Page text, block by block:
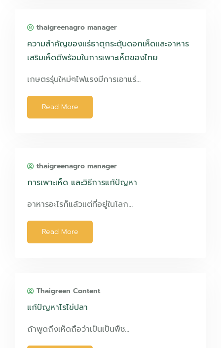
thaigreenagro manager
ความสำคัญของแร่ธาตุกระตุ้นดอกเห็ดและอาหาร
เสริมเห็ดดีพร้อมในการเพาะเห็ดของไทย
เกษตรรุ่นใหม่ๆไฟแรงมีการเอาแร่…
Read More
thaigreenagro manager
การเพาะเห็ด และวิธีการแก้ปัญหา
อาหารอะไรก็แล้วแต่ที่อยู่ในโลก…
Read More
Thaigreen Content
แก้ปัญหาไรไข่ปลา
ถ้าพูดถึงเห็ดถือว่าเป็นเป็นพืช…